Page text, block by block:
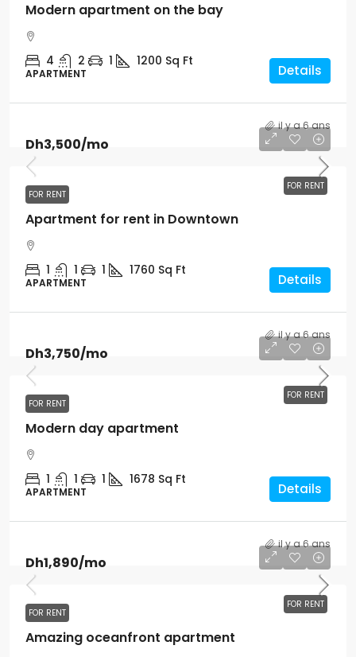
Modern apartment on the bay
4 2 1 1200 Sq Ft
APARTMENT Details
il y a 6 ans
FOR RENT
Dh3,500/mo
FOR RENT
Apartment for rent in Downtown
1 1 1 1760 Sq Ft
APARTMENT Details
il y a 6 ans
FOR RENT
Dh3,750/mo
FOR RENT
Modern day apartment
1 1 1 1678 Sq Ft
APARTMENT Details
il y a 6 ans
FOR RENT
Dh1,890/mo
FOR RENT
Amazing oceanfront apartment